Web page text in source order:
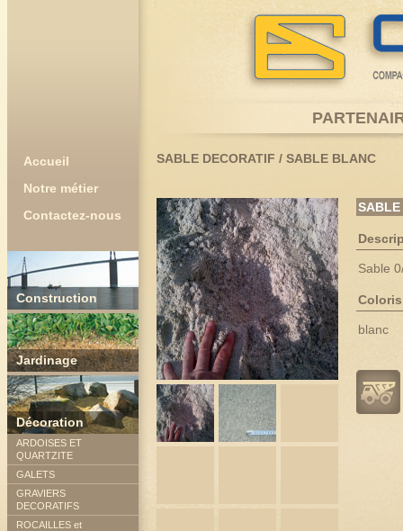
Accueil
Notre métier
Contactez-nous
Construction
Jardinage
Décoration
ARDOISES ET
QUARTZITE
GALETS
GRAVIERS
DECORATIFS
ROCAILLES et
SABLE DECORATIF / SABLE BLANC
Sable
Coloris
blanc